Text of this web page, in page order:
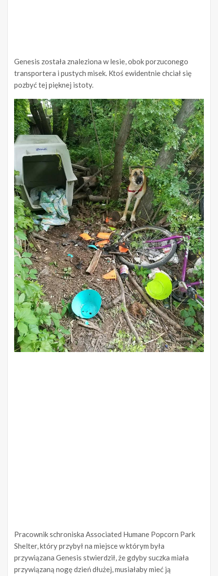
Genesis została znaleziona w lesie, obok porzuconego
transportera i pustych misek. Ktoś ewidentnie chciał się
pozbyć tej pięknej istoty.
Pracownik schroniska Associated Humane Popcorn Park
Shelter, który przybył na miejsce w którym była
przywiązana Genesis stwierdził, że gdyby suczka miała
przywiązaną nogę dzień dłużej, musiałaby mieć ją